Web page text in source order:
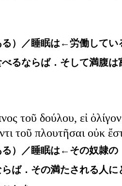
）／睡眠は←労働してい
るならば．そして満腹
τοῦ δούλου, εἰ
τοῦ πλουτῆσαι οὐκ
）／睡眠は←その奴隷の
らば．その満たされる人